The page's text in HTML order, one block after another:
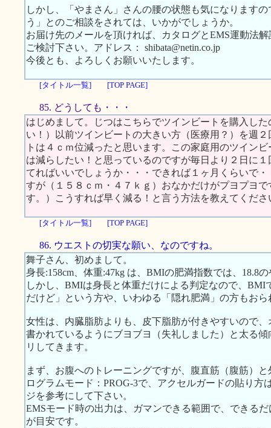
しかし、「やまさん」さんの腰の状態も気になります
う」とのご相談をされては、いかがでしょうか。
お届け先のメールを頂ければ、カタログとEMS運動法
ご検討下さい。アドレス： shibata@netin.co.jp
今後とも、よろしくお願いいたします。
[タイトル一覧] [TOP PAGE]
85. どうしても・・・
はじめまして。じつはこちらでツインビートを購入し
い！）以前ツインビートの大きい方（医療用？）を週
トは４ｃｍ位減ったと思います。この家庭用のツイン
は減らしたい！と思っているのですが毎日より２日に
てればいいでしょうか・・・できれば１ヶ月くらいで
すが（１５８ｃｍ・４７ｋｇ）おなかだけがプヨプヨ
す。）こうすれば早く減る！と言う方法を教えてくだ
[タイトル一覧] [TOP PAGE]
86. ウエストの切実な願い、なのですね。
舞子さん、初めまして。
身長:158cm、体重:47kg は、BMIの肥満指数では、18.8
しかし、BMIは身長と体重だけによる判定なので、
だけど」という方や、いわゆる「隠れ肥満」の方もお
女性は、内臓脂肪よりも、皮下脂肪が付きやすいので
書かれているようにブヨブヨ（失礼しました）と太る
リしてきます。
まず、お腹へのトレーニングですが、腹直筋（腹筋）
ログラムモード：PROG-3で、アクセルガードの貼り方
ジを参考にして下さい。
EMSモード時の出力は、ガマンできる範囲で、できる
が目安です。